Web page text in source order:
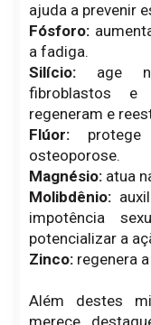
ajuda a prevenir
Fósforo:
a fadiga.
Silício: age
fibroblastos
regeneram e
Flúor:protege
osteoporose.
Magnésio:atua
Molibdênio:
impotência
potencializar a
Zinco:regenera a
Além destes